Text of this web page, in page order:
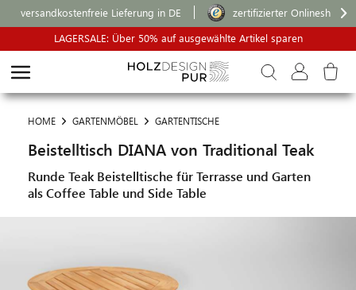
versandkostenfreie Lieferung in DE
zertifizierter Onlineshop
LAGERSALE: Über 50% auf ausgewählte Artikel sparen
HOME GARTENMÖBEL GARTENTISCHE
Beistelltisch DIANA von Traditional Teak
Runde Teak Beistelltische für Terrasse und Garten
als Coffee Table und Side Table